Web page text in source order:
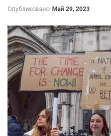
Опубликовано Май 29, 2023